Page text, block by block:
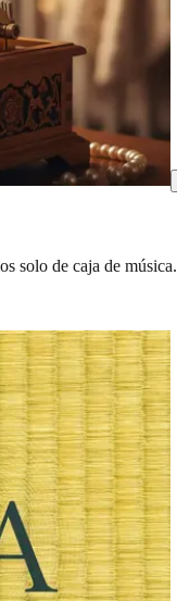
solo de caja de música.